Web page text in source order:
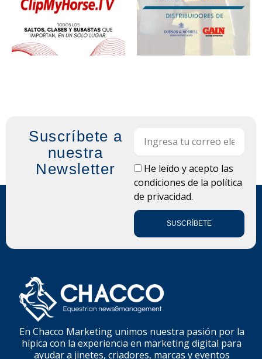
Suscríbete a
nuestra
Newsletter
LOPDHe leído y acepto las
condiciones de la política
de privacidad.
SUSCRÍBETE
En Chacco Marketing unimos nuestra pasión por la
hípica con la experiencia en marketing digital para
ayudar a jinetes, criadores, marcas y eventos